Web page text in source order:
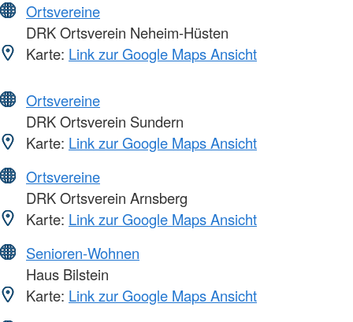
Ortsvereine
DRK Ortsverein Neheim-Hüsten
Karte: Link zur Google Maps Ansicht
Ortsvereine
DRK Ortsverein Sundern
Karte: Link zur Google Maps Ansicht
Ortsvereine
DRK Ortsverein Arnsberg
Karte: Link zur Google Maps Ansicht
Senioren-Wohnen
Haus Bilstein
Karte: Link zur Google Maps Ansicht